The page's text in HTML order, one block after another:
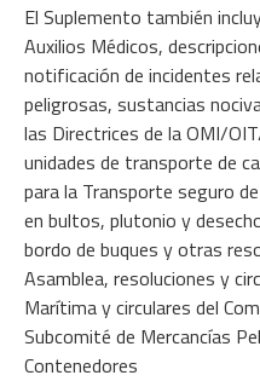
El Suplemento también
Auxilios Médicos,
notificación de incidentes
peligrosas, sustancias
las Directrices de la OMI/
unidades de transporte de
para la Transporte seguro
en bultos, plutonio y
bordo de buques y otras
Asamblea, resoluciones y
Marítima y circulares del
Subcomité de Mercancías
Contenedores